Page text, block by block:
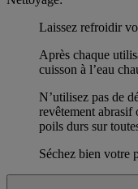
Laissez refroidir
Après chaque
cuisson à l’eau
N’utilisez pas de
revêtement abrasif
poils durs sur
Séchez bien votre